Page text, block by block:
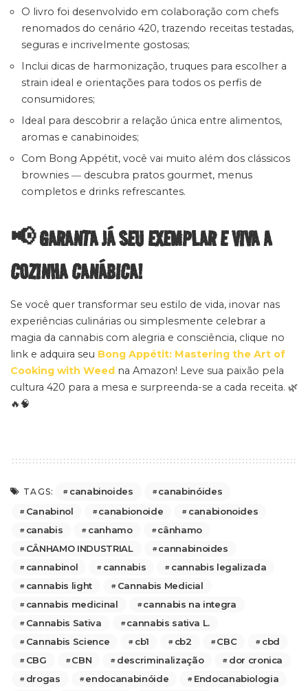
O livro foi desenvolvido em colaboração com chefs
renomados do cenário 420, trazendo receitas testadas,
seguras e incrivelmente gostosas;
Inclui dicas de harmonização, truques para escolher a
strain ideal e orientações para todos os perfis de
consumidores;
Ideal para descobrir a relação única entre alimentos,
aromas e canabinoides;
Com Bong Appétit, você vai muito além dos clássicos
brownies ― descubra pratos gourmet, menus
completos e drinks refrescantes.
📢 GARANTA JÁ SEU EXEMPLAR E VIVA A
COZINHA CANÁBICA!
Se você quer transformar seu estilo de vida, inovar nas
experiências culinárias ou simplesmente celebrar a
magia da cannabis com alegria e consciência, clique no
link e adquira seu Bong Appétit: Mastering the Art of
Cooking with Weed na Amazon! Leve sua paixão pela
cultura 420 para a mesa e surpreenda-se a cada receita. 🌿
🔥🧠
TAGS: canabinoides
canabinóides
Canabinol
canabionoide
canabionoides
canabis
canhamo
cânhamo
CÂNHAMO INDUSTRIAL
cannabinoides
cannabinol
cannabis
cannabis legalizada
cannabis light
Cannabis Medicial
cannabis medicinal
cannabis na integra
Cannabis Sativa
cannabis sativa L.
Cannabis Science
cb1 cb2 CBC
cbd
CBG
CBN descriminalização
dor cronica
drogas
endocanabinóide
Endocanabiologia